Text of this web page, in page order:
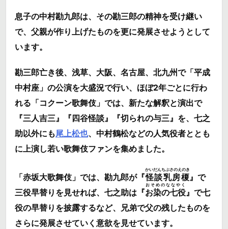
息子の中村勘九郎は、その勘三郎の精神を受け継い
で、父親が作り上げたものを更に発展させようとして
います。
勘三郎亡き後、浅草、大阪、名古屋、北九州で「平成
中村座 」の公演を大盛況で行い、ほぼ2年ごとに行わ
れる「コクーン歌舞伎 」では、新たな解釈と演出で
『三人吉三』『四谷怪談』『切られの与三』を、七之
助以外にも尾上松也、 中村鶴松などの人気役者ととも
に上演し若い歌舞伎ファンを集めました。
「赤坂大歌舞伎 」では、勘九郎が『怪談乳房榎
かいだんちぶさのえのき
』で
三役早替りを見せれば、七之助は『お染の七役
おそめのななやく
』で七
役の早替りを披露するなど、兄弟で父の残したものを
さらに発展させていく意欲を見せています。